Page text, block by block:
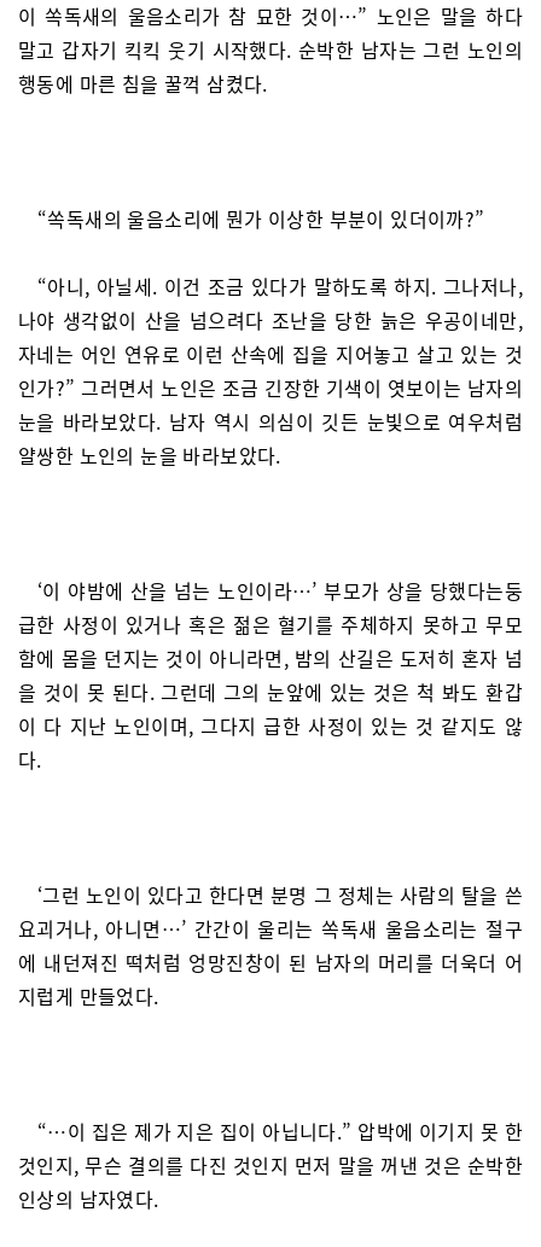
이 쏙독새의 울음소리가 참 묘한 것이…” 노인은 말을 하다
말고 갑자기 킥킥 웃기 시작했다. 순박한 남자는 그런 노인의
행동에 마른 침을 꿀꺽 삼켰다.
“쏙독새의 울음소리에 뭔가 이상한 부분이 있더이까?”
“아니, 아닐세. 이건 조금 있다가 말하도록 하지. 그나저나,
나야 생각없이 산을 넘으려다 조난을 당한 늙은 우공이네만,
자네는 어인 연유로 이런 산속에 집을 지어놓고 살고 있는 것
인가?” 그러면서 노인은 조금 긴장한 기색이 엿보이는 남자의
눈을 바라보았다. 남자 역시 의심이 깃든 눈빛으로 여우처럼
얄쌍한 노인의 눈을 바라보았다.
‘이 야밤에 산을 넘는 노인이라…’ 부모가 상을 당했다는둥
급한 사정이 있거나 혹은 젊은 혈기를 주체하지 못하고 무모
함에 몸을 던지는 것이 아니라면, 밤의 산길은 도저히 혼자 넘
을 것이 못 된다. 그런데 그의 눈앞에 있는 것은 척 봐도 환갑
이 다 지난 노인이며, 그다지 급한 사정이 있는 것 같지도 않
다.
‘그런 노인이 있다고 한다면 분명 그 정체는 사람의 탈을 쓴
요괴거나, 아니면…’ 간간이 울리는 쏙독새 울음소리는 절구
에 내던져진 떡처럼 엉망진창이 된 남자의 머리를 더욱더 어
지럽게 만들었다.
“…이 집은 제가 지은 집이 아닙니다.” 압박에 이기지 못 한
것인지, 무슨 결의를 다진 것인지 먼저 말을 꺼낸 것은 순박한
인상의 남자였다.